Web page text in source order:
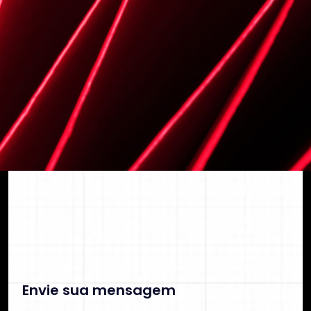
tato
segurança e previsibilidade financeira.
CON TO
Envie sua mensagem